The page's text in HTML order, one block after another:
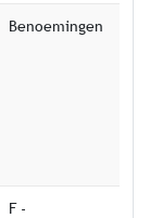
Benoemingen
F -